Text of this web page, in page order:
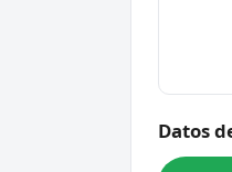
Datos